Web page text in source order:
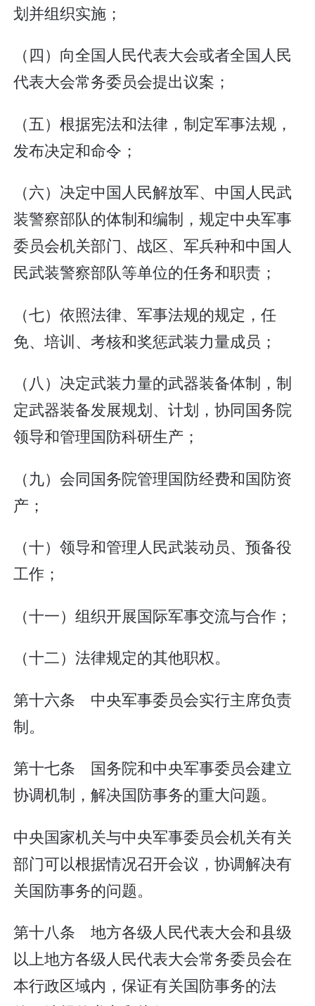
划并组织实施；
（四）向全国人民代表大会或者全国人民
代表大会常务委员会提出议案；
（五）根据宪法和法律，制定军事法规，
发布决定和命令；
（六）决定中国人民解放军、中国人民武
装警察部队的体制和编制，规定中央军事
委员会机关部门、战区、军兵种和中国人
民武装警察部队等单位的任务和职责；
（七）依照法律、军事法规的规定，任
免、培训、考核和奖惩武装力量成员；
（八）决定武装力量的武器装备体制，制
定武器装备发展规划、计划，协同国务院
领导和管理国防科研生产；
（九）会同国务院管理国防经费和国防资
产；
（十）领导和管理人民武装动员、预备役
工作；
（十一）组织开展国际军事交流与合作；
（十二）法律规定的其他职权。
第十六条 中央军事委员会实行主席负责
制。
第十七条 国务院和中央军事委员会建立
协调机制，解决国防事务的重大问题。
中央国家机关与中央军事委员会机关有关
部门可以根据情况召开会议，协调解决有
关国防事务的问题。
第十八条 地方各级人民代表大会和县级
以上地方各级人民代表大会常务委员会在
本行政区域内，保证有关国防事务的法